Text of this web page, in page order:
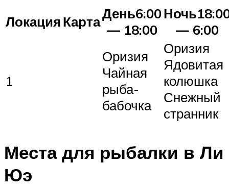
ЛокацияКартаДень6:00
— 18:00
— 6:00
1
Оризия
Чайная
рыба-
бабочка
Оризия
Ядовитая
колюшка
Снежный
странник
Места для рыбалки в Ли
Юэ